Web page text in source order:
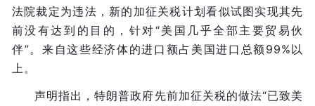
法院裁定为违法，新的加征关税计划看似试图实现其先
前没有达到的目的，针对“美国几乎全部主要贸易伙
伴”。来自这些经济体的进口额占美国进口总额99%以
上。
声明指出，特朗普政府先前加征关税的做法“已致美